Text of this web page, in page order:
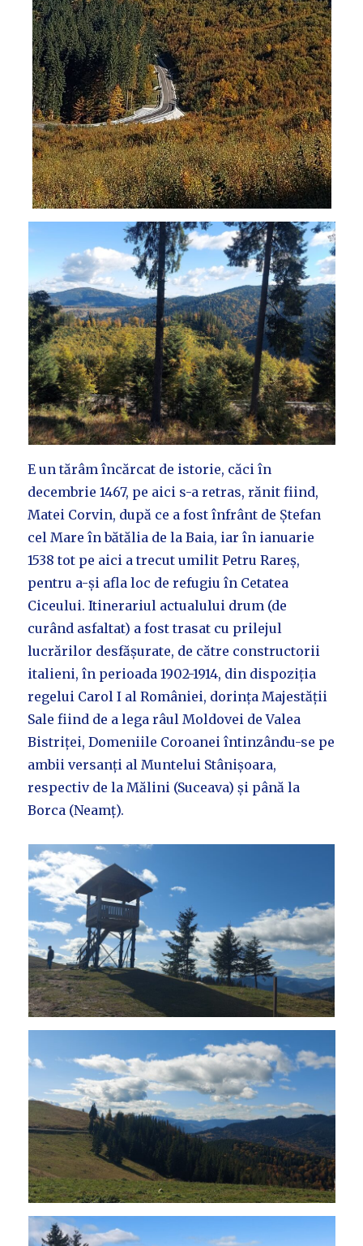
E un tărâm încărcat de istorie, căci în
decembrie 1467, pe aici s-a retras, rănit fiind,
Matei Corvin, după ce a fost înfrânt de Ștefan
cel Mare în bătălia de la Baia, iar în ianuarie
1538 tot pe aici a trecut umilit Petru Rareș,
pentru a-și afla loc de refugiu în Cetatea
Ciceului. Itinerariul actualului drum (de
curând asfaltat) a fost trasat cu prilejul
lucrărilor desfășurate, de către constructorii
italieni, în perioada 1902-1914, din dispoziția
regelui Carol I al României, dorința Majestății
Sale fiind de a lega râul Moldovei de Valea
Bistriței, Domeniile Coroanei întinzându-se pe
ambii versanți al Muntelui Stânișoara,
respectiv de la Mălini (Suceava) și până la
Borca (Neamț).